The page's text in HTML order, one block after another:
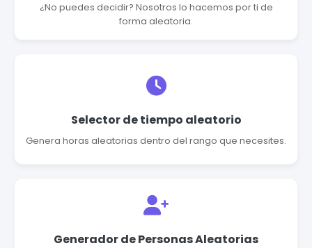
¿No puedes decidir? Nosotros lo hacemos por ti de
forma aleatoria.
Selector de tiempo aleatorio
Genera horas aleatorias dentro del rango que necesites.
Generador de Personas Aleatorias